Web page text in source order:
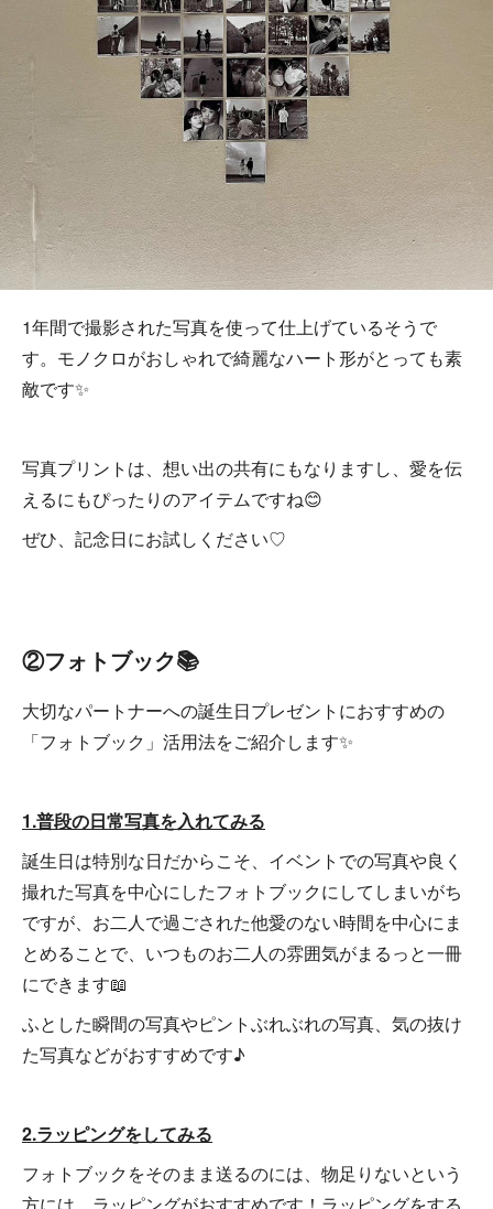
1年間で撮影された写真を使って仕上げているそうで
す。モノクロがおしゃれで綺麗なハート形がとっても素
敵です✨
写真プリントは、想い出の共有にもなりますし、愛を伝
えるにもぴったりのアイテムですね😊
ぜひ、記念日にお試しください♡
②フォトブック📚
大切なパートナーへの誕生日プレゼントにおすすめの
「フォトブック」活用法をご紹介します✨
1.普段の日常写真を入れてみる
誕生日は特別な日だからこそ、イベントでの写真や良く
撮れた写真を中心にしたフォトブックにしてしまいがち
ですが、お二人で過ごされた他愛のない時間を中心にま
とめることで、いつものお二人の雰囲気がまるっと一冊
にできます📖
ふとした瞬間の写真やピントぶれぶれの写真、気の抜け
た写真などがおすすめです♪
2.ラッピングをしてみる
フォトブックをそのまま送るのには、物足りないという